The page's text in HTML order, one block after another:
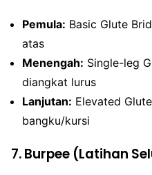
Pemula: Basic Glute
atas
Menengah: Single-leg
diangkat lurus
Lanjutan: Elevated
bangku/kursi
7. Burpee (Latihan